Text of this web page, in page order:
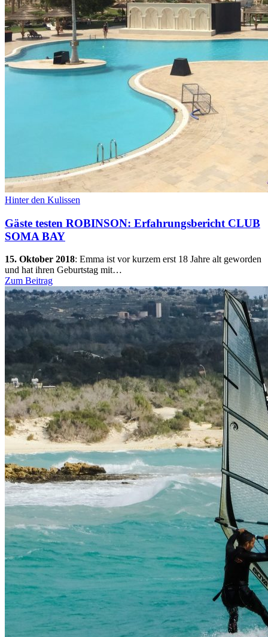
Hinter den Kulissen
Gäste testen ROBINSON: Erfahrungsbericht CLUB
SOMA BAY
15. Oktober 2018: Emma ist vor kurzem erst 18 Jahre alt geworden
und hat ihren Geburtstag mit…
Zum Beitrag